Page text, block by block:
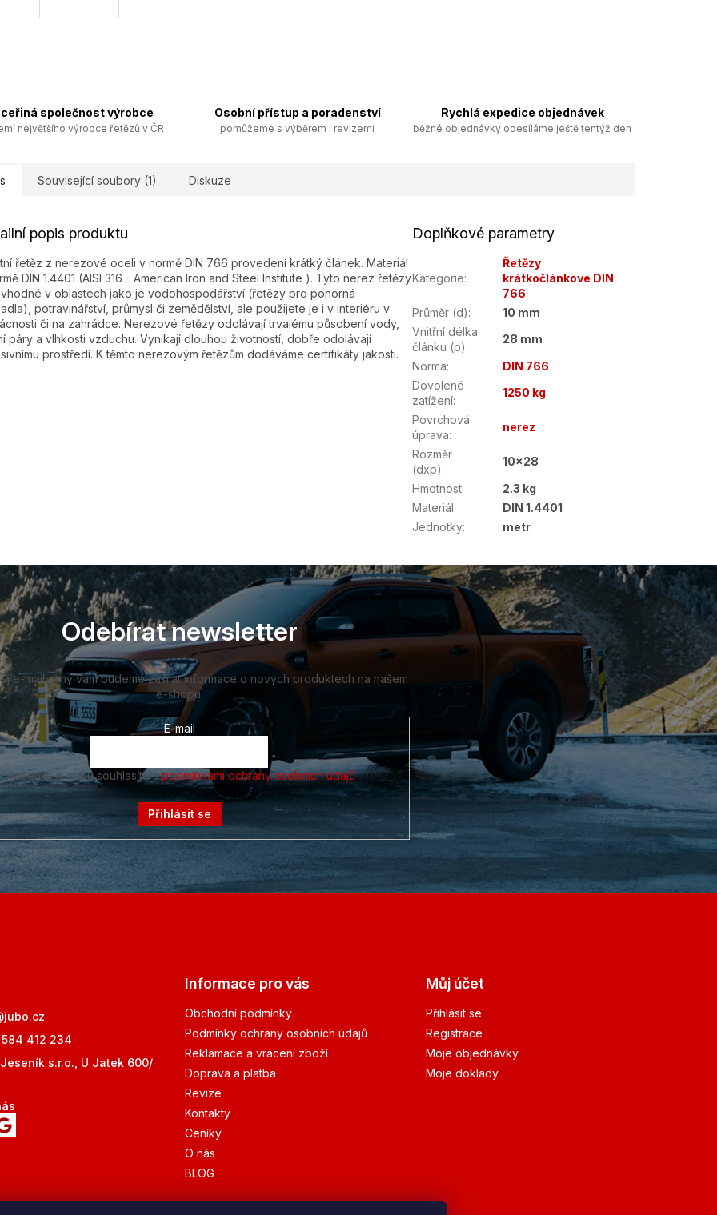
společnost výrobce
největšího výrobce řetězů v ČR
Osobní přístup a poradenství
pomůžeme s výběrem i revizemi
Rychlá expedice objednávek
běžné objednávky odesíláme ještě tentýž den
Související soubory (1) Diskuze
popis produktu
řetěz z nerezové oceli v normě DIN 766 provedení krátký článek. Materiál
DIN 1.4401 (AISI 316 - American Iron and Steel Institute ). Tyto nerez řetězy
v oblastech jako je vodohospodářství (řetězy pro ponorná
potravinářství, průmysl či zemědělství, ale použijete je i v interiéru v
či na zahrádce. Nerezové řetězy odolávají trvalému působení vody,
páry a vlhkosti vzduchu. Vynikají dlouhou životností, dobře odolávají
prostředí. K těmto nerezovým řetězům dodáváme certifikáty jakosti.
Doplňkové parametry
Kategorie:
Řetězy
krátkočlánkové DIN
766
Průměr (d):
10 mm
Vnitřní délka
článku (p):
28 mm
Norma:
DIN 766
Dovolené
zatížení:
1250 kg
Povrchová
úprava:
nerez
Rozměr
(dxp):
10x28
Hmotnost:
2.3 kg
Materiál:
DIN 1.4401
Jednotky: metr
Odebírat newsletter
e-mail a my vám budeme zasílat informace o nových produktech na našem
e-shopu.
E-mail
Vložením e-mailu souhlasíte spodmínkami ochrany osobních údajů
Přihlásit se
jubo.cz
412 234
s.r.o., U Jatek 600/
Informace pro vás
Obchodní podmínky
Podmínky ochrany osobních údajů
Reklamace a vrácení zboží
Doprava a platba
Revize
Kontakty
Ceníky
O nás
BLOG
Můj účet
Přihlásit se
Registrace
Moje objednávky
Moje doklady